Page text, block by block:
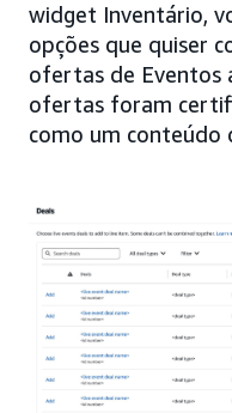
widget Inventário,
opções que quiser
ofertas de Eventos
ofertas foram
como um conteúdo